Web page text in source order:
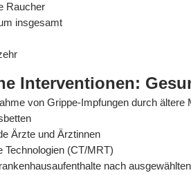
Raucher
insgesamt
Interventionen:
von Grippe-Impfungen durch ältere
Ärzte und Ärztinnen
Technologien (CT/MRT)
nach